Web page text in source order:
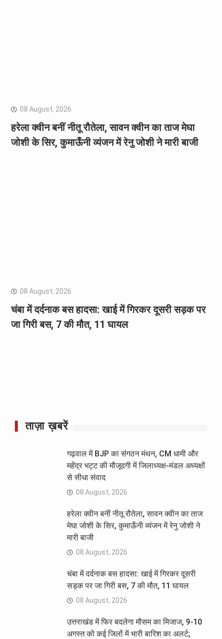
08 August, 2026
हरेला क्वीन बनीं नीतू रौतेला, सावन क्वीन का ताज मेघा
जोशी के सिर, कुमाऊँनी व्यंजन में रेनु जोशी ने मारी बाजी
08 August, 2026
चंबा में दर्दनाक बस हादसा: खाई में गिरकर दूसरी सड़क पर
जा गिरी बस, 7 की मौत, 11 घायल
ताज़ा ख़बरें
गढ़वाल में BJP का संगठन मंथन, CM धामी और
महेंद्र भट्ट की मौजूदगी में जिलाध्यक्ष-मंडल अध्यक्षों
से सीधा संवाद
08 August, 2026
हरेला क्वीन बनीं नीतू रौतेला, सावन क्वीन का ताज
मेघा जोशी के सिर, कुमाऊँनी व्यंजन में रेनु जोशी ने
मारी बाजी
08 August, 2026
चंबा में दर्दनाक बस हादसा: खाई में गिरकर दूसरी
सड़क पर जा गिरी बस, 7 की मौत, 11 घायल
08 August, 2026
उत्तराखंड में फिर बदलेगा मौसम का मिजाज, 9-10
अगस्त को कई जिलों में भारी बारिश का अलर्ट;